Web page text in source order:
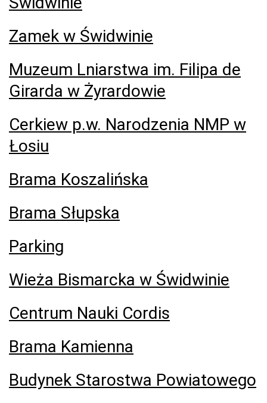
Zamek w Świdwinie
Muzeum Lniarstwa im. Filipa de
Girarda w Żyrardowie
Cerkiew p.w. Narodzenia NMP w
Łosiu
Brama Koszalińska
Brama Słupska
Parking
Wieża Bismarcka w Świdwinie
Centrum Nauki Cordis
Brama Kamienna
Budynek Starostwa Powiatowego